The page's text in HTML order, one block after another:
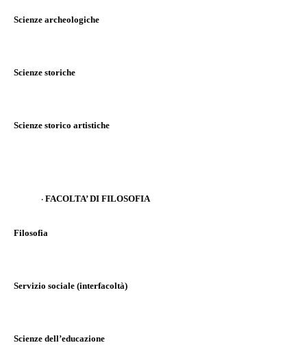
Scienze archeologiche
Scienze storiche
Scienze storico artistiche
· FACOLTA’ DI FILOSOFIA
Filosofia
Servizio sociale (interfacoltà)
Scienze dell’educazione